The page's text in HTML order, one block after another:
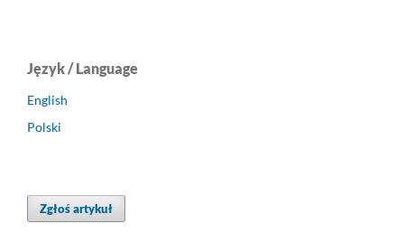
Język / Language
English
Polski
Zgłoś artykuł